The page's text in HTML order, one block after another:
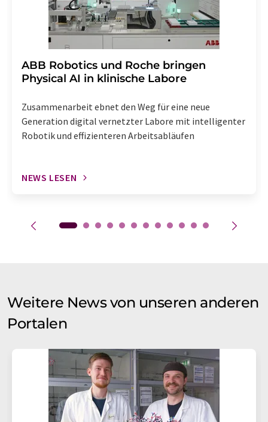
​​​​​​​ABB Robotics und Roche bringen
Physical AI in klinische Labore
Zusammenarbeit ebnet den Weg für eine neue
Generation digital vernetzter Labore mit intelligenter
Robotik und effizienteren Arbeitsabläufen
NEWS LESEN
Weitere News von unseren anderen
Portalen